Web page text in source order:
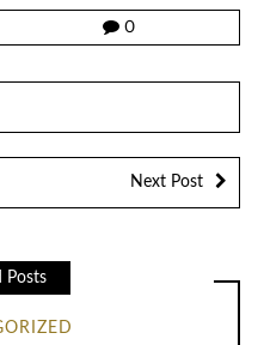
0
Next Post
Posts